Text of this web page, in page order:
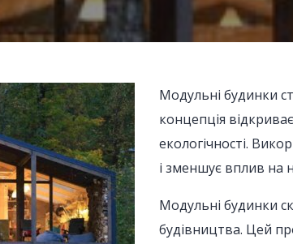
Модульні будинки
концепція
екологічності.
і зменшує вплив на
Модульні будинки
будівництва. Цей